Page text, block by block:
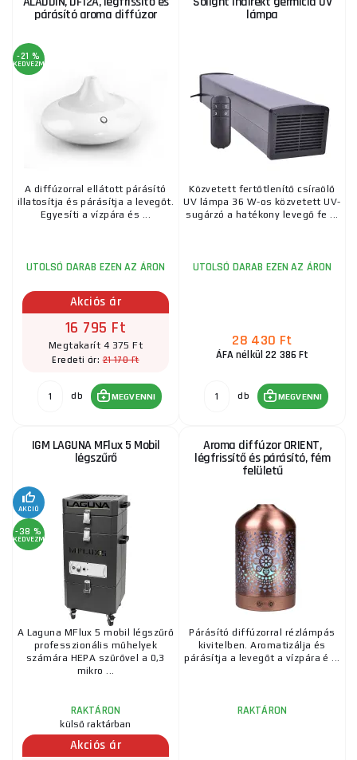
párásító aroma diffúzor
-21 %
KEDVEZMÉNY
A diffúzorral ellátott párásító
illatosítja és párásítja a levegőt.
Egyesíti a vízpára és ...
UTOLSÓ DARAB EZEN AZ ÁRON
Akciós ár
16 795 Ft
Megtakarít 4 375 Ft
Eredeti ár:21 170 Ft
db MEGVENNI
lámpa
Közvetett fertőtlenítő csíraölő
UV lámpa 36 W-os közvetett UV-
sugárzó a hatékony levegő fe ...
UTOLSÓ DARAB EZEN AZ ÁRON
28 430 Ft
ÁFA nélkül 22 386 Ft
db MEGVENNI
IGM LAGUNA MFlux 5 Mobil
légszűrő
AKCIÓ
-38 %
KEDVEZMÉNY
A Laguna MFlux 5 mobil légszűrő
professzionális műhelyek
számára HEPA szűrővel a 0,3
mikro ...
RAKTÁRON
külső raktárban
Akciós ár
Aroma diffúzor ORIENT,
légfrissítő és párásító, fém
felületű
Párásító diffúzorral rézlámpás
kivitelben. Aromatizálja és
párásítja a levegőt a vízpára é ...
RAKTÁRON